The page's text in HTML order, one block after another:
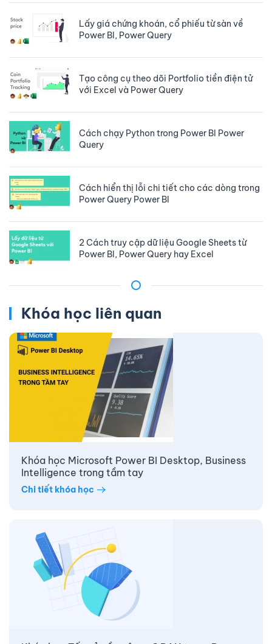
Lấy giá chứng khoán, cổ phiếu từ sàn về
Power BI, Power Query
Tạo công cụ theo dõi Portfolio tiền điện tử
với Excel và Power Query
Cách chạy Python trong Power BI Power
Query
Cách hiển thị lỗi chi tiết cho các dòng trong
Power Query Power BI
2 Cách truy cập dữ liệu Google Sheets từ
Power BI, Power Query hay Excel
Khóa học liên quan
Khóa học Microsoft Power BI Desktop, Business
Intelligence trong tầm tay
Chi tiết khóa học